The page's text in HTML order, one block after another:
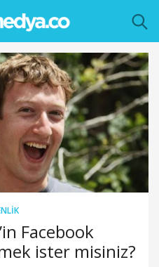
Facebook
ister misiniz?